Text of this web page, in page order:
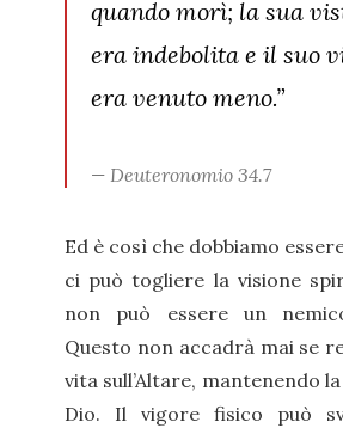
quando morì; la sua
era indebolita e il suo
era venuto meno.”
Deuteronomio 34.7
Ed è così che dobbiamo
ci può togliere la visione
non può essere un
Questo non accadrà mai se
vita sull’Altare, mantenendo
Dio. Il vigore fisico può